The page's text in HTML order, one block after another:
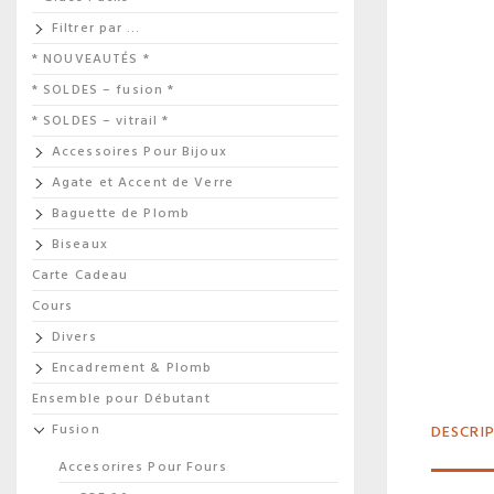
Filtrer par …
* NOUVEAUTÉS *
* SOLDES – fusion *
* SOLDES – vitrail *
Accessoires Pour Bijoux
Agate et Accent de Verre
Baguette de Plomb
Biseaux
Carte Cadeau
Cours
Divers
Encadrement & Plomb
Ensemble pour Débutant
Fusion
Accesorires Pour Fours